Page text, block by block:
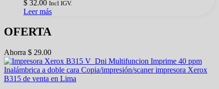
$ 32.00 Incl IGV.
Leer más
OFERTA
Ahorra $ 29.00